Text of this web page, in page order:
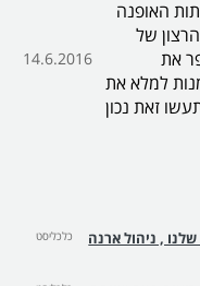
האופנה
של
את
למלא את
זאת נכון
14.6.2016
, ניהול ארנה
כלכליסט